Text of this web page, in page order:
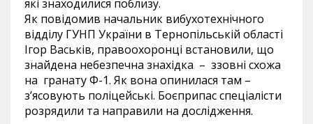
які знаходилися поблизу.
Як повідомив начальник вибухотехнічного
відділу ГУНП України в Тернопільській області
Ігор Васьків, правоохоронці встановили, що
знайдена небезпечна знахідка – ззовні схожа
на гранату Ф-1. Як вона опинилася там –
з’ясовують поліцейські. Боєприпас спеціалісти
розрядили та направили на дослідження.